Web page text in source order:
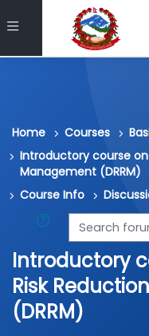
Side panel
Skip to main content
Home Courses
Introductory course on
Management (DRRM)
Course Info
Search forums
Introductory
Risk
(DRRM)